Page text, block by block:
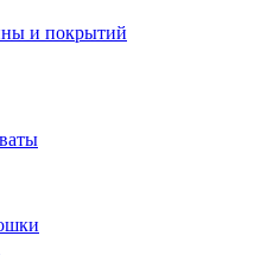
и покрытий